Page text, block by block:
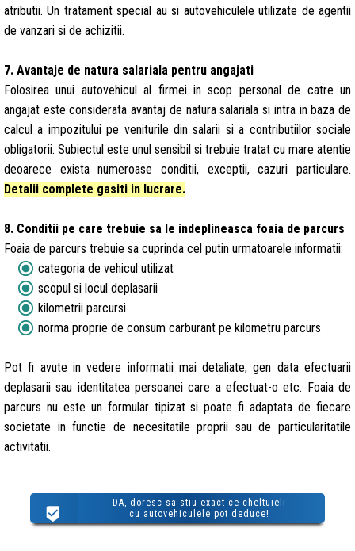
atributii. Un tratament special au si autovehiculele utilizate de agentii
de vanzari si de achizitii.
7. Avantaje de natura salariala pentru angajati
Folosirea unui autovehicul al firmei in scop personal de catre un
angajat este considerata avantaj de natura salariala si intra in baza de
calcul a impozitului pe veniturile din salarii si a contributiilor sociale
obligatorii. Subiectul este unul sensibil si trebuie tratat cu mare atentie
deoarece exista numeroase conditii, exceptii, cazuri particulare.
Detalii complete gasiti in lucrare.
8. Conditii pe care trebuie sa le indeplineasca foaia de parcurs
Foaia de parcurs trebuie sa cuprinda cel putin urmatoarele informatii:
radio_button_checked categoria de vehicul utilizat
radio_button_checked scopul si locul deplasarii
radio_button_checked kilometrii parcursi
radio_button_checked norma proprie de consum carburant pe kilometru parcurs
Pot fi avute in vedere informatii mai detaliate, gen data efectuarii
deplasarii sau identitatea persoanei care a efectuat-o etc. Foaia de
parcurs nu este un formular tipizat si poate fi adaptata de fiecare
societate in functie de necesitatile proprii sau de particularitatile
activitatii.
DA, doresc sa stiu exact ce cheltuieli
cu autovehiculele pot deduce!